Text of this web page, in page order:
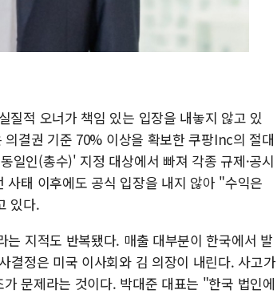
질적 오너가 책임 있는 입장을 내놓지 않고 있
결권 기준 70% 이상을 확보한 쿠팡Inc의 절대
일인(총수)' 지정 대상에서 빠져 각종 규제·공시
태 이후에도 공식 입장을 내지 않아 "수익은
있다.
지적도 반복됐다. 매출 대부분이 한국에서 발
결정은 미국 이사회와 김 의장이 내린다. 사고가
문제라는 것이다. 박대준 대표는 "한국 법인에